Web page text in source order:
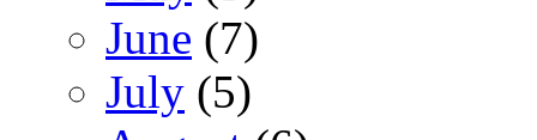
June (7)
July (5)